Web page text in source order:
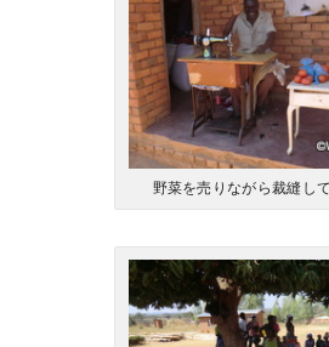
野菜を売りながら裁縫し